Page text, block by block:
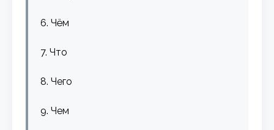
6. Чём
7. Что
8. Чего
9. Чем